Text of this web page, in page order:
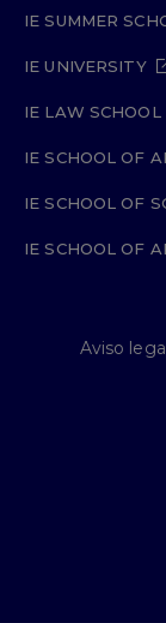
IE SUMMER
IE UNIVERSITY
IE LAW SCHOOL
IE SCHOOL OF
IE SCHOOL OF
IE SCHOOL OF
Aviso